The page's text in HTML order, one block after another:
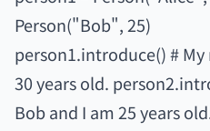
Person("Bob", 25)
person1.introduce() # My
30 years old.
Bob and I am 25 years